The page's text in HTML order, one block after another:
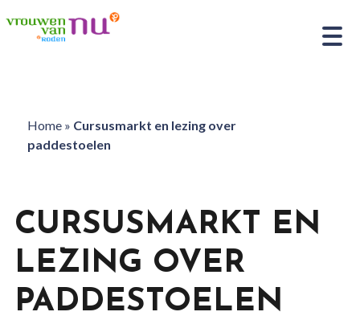
Home» Cursusmarkt en lezing over
paddestoelen
CURSUSMARKT EN
LEZING OVER
PADDESTOELEN